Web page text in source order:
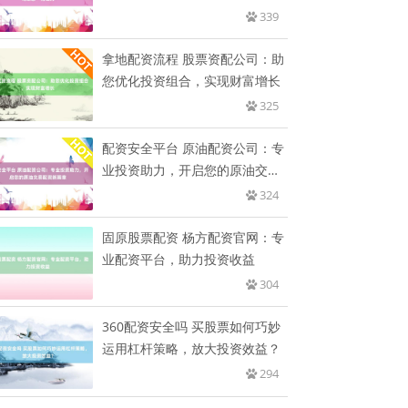
339
拿地配资流程 股票资配公司：助
您优化投资组合，实现财富增长
325
配资安全平台 原油配资公司：专
业投资助力，开启您的原油交易
324
固原股票配资 杨方配资官网：专
业配资平台，助力投资收益
304
360配资安全吗 买股票如何巧妙
运用杠杆策略，放大投资效益？
294